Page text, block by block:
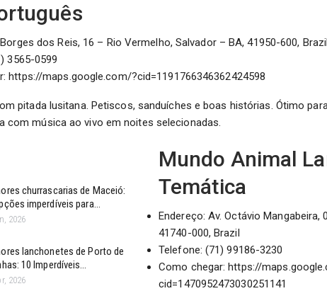
dos Reis, 16 – Rio Vermelho, Salvador – BA, 41950-600, Brazil
3565-0599
https://maps.google.com/?cid=1191766346362424598
pitada lusitana. Petiscos, sanduíches e boas histórias. Ótimo
com música ao vivo em noites selecionadas.
churrascarias de Maceió:
imperdíveis para…
2026
lanchonetes de Porto de
10 Imperdíveis…
2026
Mundo Animal
Temática
Endereço: Av. Octávio Mangabeira,
41740-000, Brazil
Telefone: (71) 99186-3230
Como chegar: https://
cid=1470952473030251141